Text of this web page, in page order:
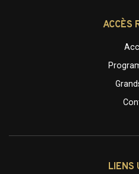
ACCÈS
LIENS